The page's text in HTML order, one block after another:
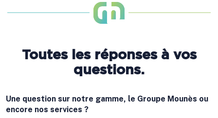
Toutes les réponses à vos
questions.
Une question sur notre gamme, le Groupe Mounès ou
encore nos services ?